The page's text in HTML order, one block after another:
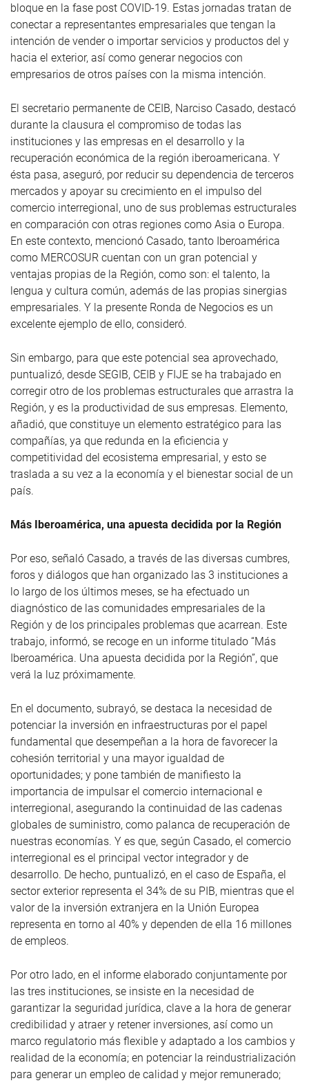
bloque en la fase post COVID-19. Estas jornadas tratan de
conectar a representantes empresariales que tengan la
intención de vender o importar servicios y productos del y
hacia el exterior, así como generar negocios con
empresarios de otros países con la misma intención.
El secretario permanente de CEIB, Narciso Casado, destacó
durante la clausura el compromiso de todas las
instituciones y las empresas en el desarrollo y la
recuperación económica de la región iberoamericana. Y
ésta pasa, aseguró, por reducir su dependencia de terceros
mercados y apoyar su crecimiento en el impulso del
comercio interregional, uno de sus problemas estructurales
en comparación con otras regiones como Asia o Europa.
En este contexto, mencionó Casado, tanto Iberoamérica
como MERCOSUR cuentan con un gran potencial y
ventajas propias de la Región, como son: el talento, la
lengua y cultura común, además de las propias sinergias
empresariales. Y la presente Ronda de Negocios es un
excelente ejemplo de ello, consideró.
Sin embargo, para que este potencial sea aprovechado,
puntualizó, desde SEGIB, CEIB y FIJE se ha trabajado en
corregir otro de los problemas estructurales que arrastra la
Región, y es la productividad de sus empresas. Elemento,
añadió, que constituye un elemento estratégico para las
compañías, ya que redunda en la eficiencia y
competitividad del ecosistema empresarial, y esto se
traslada a su vez a la economía y el bienestar social de un
país.
Más Iberoamérica, una apuesta decidida por la Región
Por eso, señaló Casado, a través de las diversas cumbres,
foros y diálogos que han organizado las 3 instituciones a
lo largo de los últimos meses, se ha efectuado un
diagnóstico de las comunidades empresariales de la
Región y de los principales problemas que acarrean. Este
trabajo, informó, se recoge en un informe titulado “Más
Iberoamérica. Una apuesta decidida por la Región”, que
verá la luz próximamente.
En el documento, subrayó, se destaca la necesidad de
potenciar la inversión en infraestructuras por el papel
fundamental que desempeñan a la hora de favorecer la
cohesión territorial y una mayor igualdad de
oportunidades; y pone también de manifiesto la
importancia de impulsar el comercio internacional e
interregional, asegurando la continuidad de las cadenas
globales de suministro, como palanca de recuperación de
nuestras economías. Y es que, según Casado, el comercio
interregional es el principal vector integrador y de
desarrollo. De hecho, puntualizó, en el caso de España, el
sector exterior representa el 34% de su PIB, mientras que el
valor de la inversión extranjera en la Unión Europea
representa en torno al 40% y dependen de ella 16 millones
de empleos.
Por otro lado, en el informe elaborado conjuntamente por
las tres instituciones, se insiste en la necesidad de
garantizar la seguridad jurídica, clave a la hora de generar
credibilidad y atraer y retener inversiones, así como un
marco regulatorio más flexible y adaptado a los cambios y
realidad de la economía; en potenciar la reindustrialización
para generar un empleo de calidad y mejor remunerado;